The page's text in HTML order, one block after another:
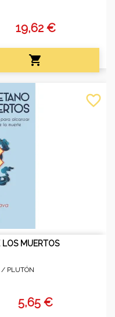
19,62 €

LOS MUERTOS
/ PLUTÓN
5,65 €
favorite_border